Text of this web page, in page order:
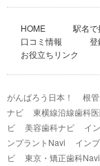
HOME 駅名で
口コミ情報
登
お役立ちリンク
がんばろう日本！ 根
ナビ
東横線沿線歯科
ビ
美容歯科ナビ イ
ンプラントNavi
イン
ビ
東京・矯正歯科Navi